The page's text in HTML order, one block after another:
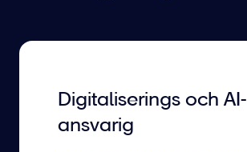
Digitaliserings och AI-
ansvarig